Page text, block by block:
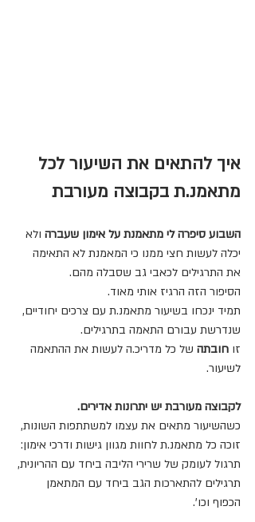
איך להתאים את השיעור לכל
מתאמנ.ת בקבוצה מעורבת
השבוע סיפרה לי מתאמנת על אימון שעברה ולא
יכלה לעשות חצי ממנו כי המאמנת לא התאימה
את התרגילים לכאבי גב שסבלה מהם.
הסיפור הזה הרגיז אותי מאוד.
תמיד ינכחו בשיעור מתאמנ.ת עם צרכים יחודיים,
שנדרשת עבורם התאמה בתרגילים.
זו חובתה של כל מדריכ.ה לעשות את ההתאמה
לשיעור.
לקבוצה מעורבת יש יתרונות אדירים.
כשהשיעור מתאים את עצמו למשתתפות השונות,
זוכה כל מתאמנ.ת לחוות מגוון גישות ודרכי אימון:
תרגול לעומק של שרירי הליבה ביחד עם ההריונית,
תרגילים להתארכות הגב ביחד עם המתאמן
הכפוף וכו'.